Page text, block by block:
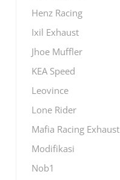
Henz Racing
Ixil Exhaust
Jhoe Muffler
KEA Speed
Leovince
Lone Rider
Mafia Racing Exhaust
Modifikasi
Nob1